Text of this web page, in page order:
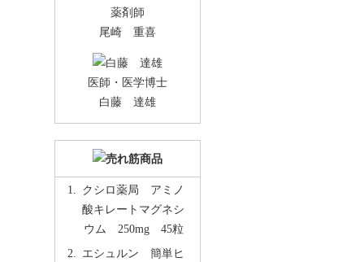
薬剤師
尾崎 重喜
医師・医学博士
白藤 達雄
クシロ薬局 アミノ
酸キレートマグネシ
ウム 250mg 45粒
エシュルン 簡単ヒ